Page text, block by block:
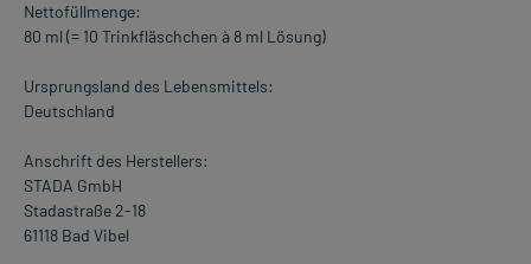
Nettofüllmenge:
80 ml (= 10 Trinkfläschchen à 8 ml Lösung)
Ursprungsland des Lebensmittels:
Deutschland
Anschrift des Herstellers:
STADA GmbH
Stadastraße 2-18
61118 Bad Vibel